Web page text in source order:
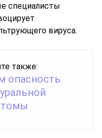
специалисты
вируса.
также:
опасность